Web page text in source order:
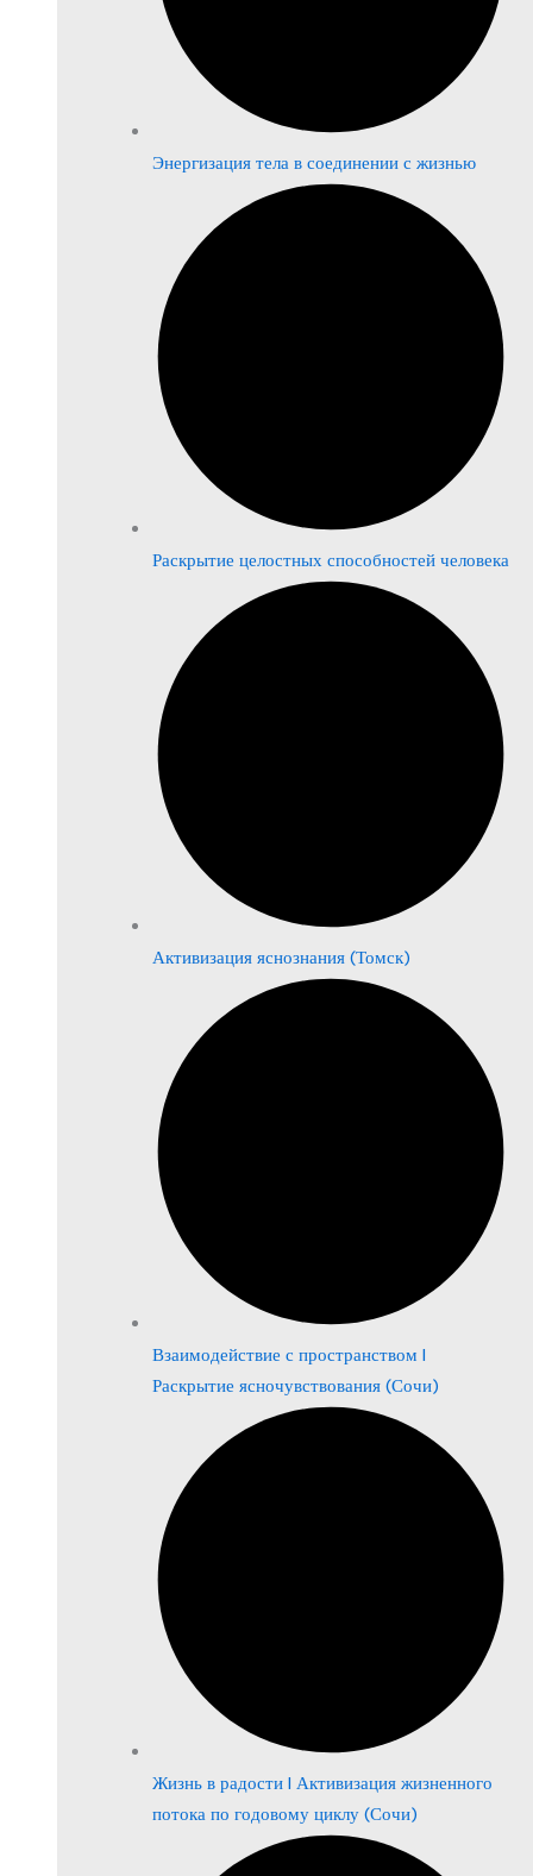
Энергизация тела в соединении с жизнью
Раскрытие целостных способностей человека
Активизация яснознания (Томск)
Взаимодействие с пространством |
Раскрытие ясночувствования (Сочи)
Жизнь в радости | Активизация жизненного
потока по годовому циклу (Сочи)